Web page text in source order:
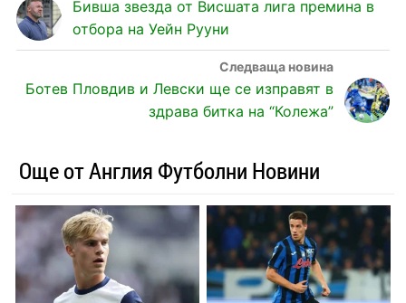
Бивша звезда от Висшата лига премина в
отбора на Уейн Рууни
Ботев Пловдив и Левски ще се изправят в
здрава битка на “Колежа”
Още от Англия Футболни Новини